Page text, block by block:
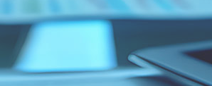
navigation